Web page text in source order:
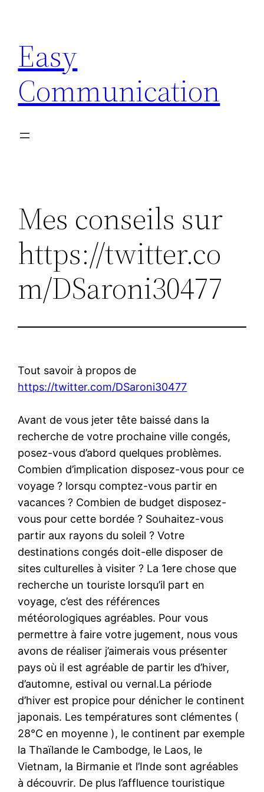
contenu
Easy
Communication
Mes conseils sur
https://twitter.co
m/DSaroni30477
Tout savoir à propos de
https://twitter.com/DSaroni30477
Avant de vous jeter tête baissé dans la
recherche de votre prochaine ville congés,
posez-vous d’abord quelques problèmes.
Combien d’implication disposez-vous pour ce
voyage ? lorsqu comptez-vous partir en
vacances ? Combien de budget disposez-
vous pour cette bordée ? Souhaitez-vous
partir aux rayons du soleil ? Votre
destinations congés doit-elle disposer de
sites culturelles à visiter ? La 1ere chose que
recherche un touriste lorsqu’il part en
voyage, c’est des références
météorologiques agréables. Pour vous
permettre à faire votre jugement, nous vous
avons de réaliser j’aimerais vous présenter
pays où il est agréable de partir les d’hiver,
d’automne, estival ou vernal.La période
d’hiver est propice pour dénicher le continent
japonais. Les températures sont clémentes (
28°C en moyenne ), le continent par exemple
la Thaïlande le Cambodge, le Laos, le
Vietnam, la Birmanie et l’Inde sont agréables
à découvrir. De plus l’affluence touristique